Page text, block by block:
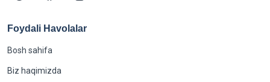
Foydali Havolalar
Bosh sahifa
Biz haqimizda